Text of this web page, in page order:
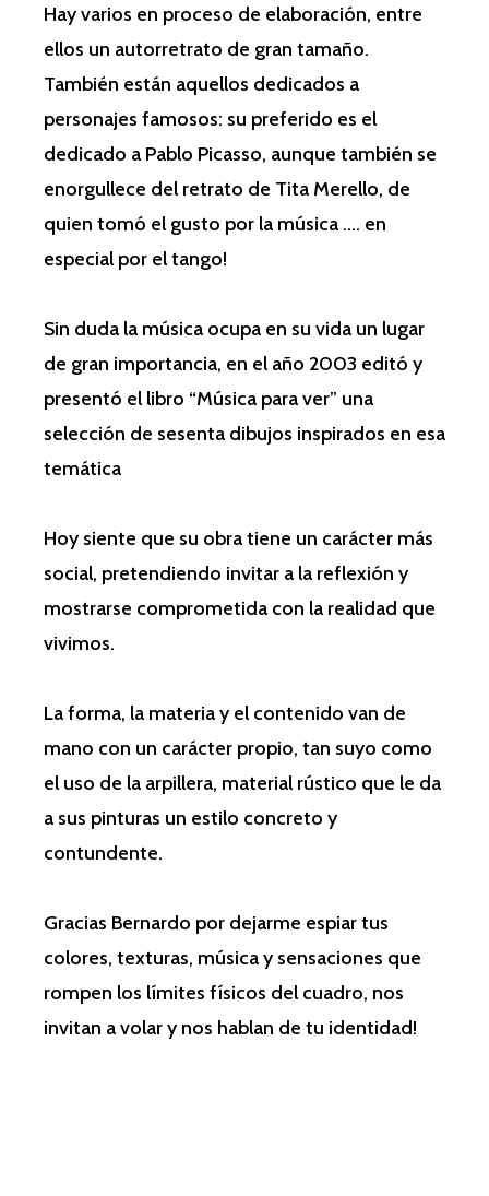
Hay varios en proceso de elaboración, entre
ellos un autorretrato de gran tamaño.
También están aquellos dedicados a
personajes famosos: su preferido es el
dedicado a Pablo Picasso, aunque también se
enorgullece del retrato de Tita Merello, de
quien tomó el gusto por la música …. en
especial por el tango!
Sin duda la música ocupa en su vida un lugar
de gran importancia, en el año 2003 editó y
presentó el libro “Música para ver” una
selección de sesenta dibujos inspirados en esa
temática
Hoy siente que su obra tiene un carácter más
social, pretendiendo invitar a la reflexión y
mostrarse comprometida con la realidad que
vivimos.
La forma, la materia y el contenido van de
mano con un carácter propio, tan suyo como
el uso de la arpillera, material rústico que le da
a sus pinturas un estilo concreto y
contundente.
Gracias Bernardo por dejarme espiar tus
colores, texturas, música y sensaciones que
rompen los límites físicos del cuadro, nos
invitan a volar y nos hablan de tu identidad!